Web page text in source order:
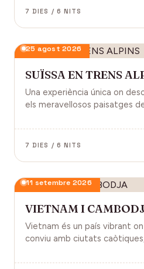
7 DIES / 6 NITS
25 agost 2026
SUÏSSA EN TRENS
Una experiència única on
els meravellosos paisatges
gastronomia i molt més!
7 DIES / 6 NITS
11 setembre 2026
VIETNAM I
Vietnam és un país vibrant on
conviu amb ciutats
badies. Cambodja és un